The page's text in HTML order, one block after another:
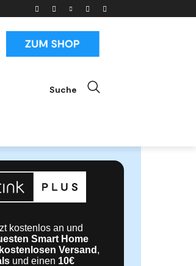
Suche
kostenlos an und
Smart Home
Versand ,
und einen 10€